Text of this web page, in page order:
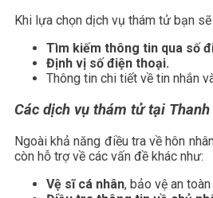
Khi lựa chọn dịch vụ thám tử bạn
Tìm kiếm thông tin qua số
Định vị số điện thoại.
Thông tin chi tiết về tin nhắn
Các dịch vụ thám tử tại
Ngoài khả năng điều tra về hôn
còn hỗ trợ về các vấn đề khác như:
Vệ sĩ cá nhân, bảo vệ an